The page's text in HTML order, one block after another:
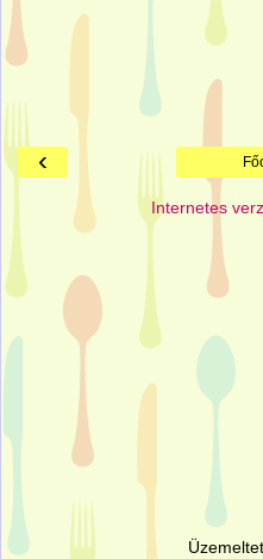
‹
Internetes